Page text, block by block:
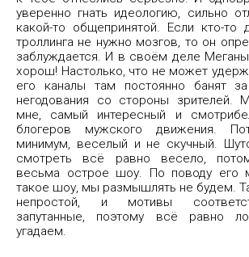
уверенно гнать идеологию, сильно
какой-то общепринятой. Если кто-то
троллинга не нужно мозгов, то он
заблуждается. И в своём деле
хорош! Настолько, что не может
его каналы там постоянно банят
негодования со стороны зрителей.
мне, самый интересный и
блогеров мужского движения.
минимум, веселый и не скучный.
смотреть всё равно весело,
весьма острое шоу. По поводу его
такое шоу, мы размышлять не будем.
непростой, и мотивы
запутанные, поэтому всё равно
угадаем.